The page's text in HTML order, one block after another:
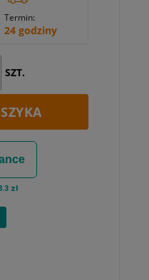
Termin:
24 godziny
SZT.
zł